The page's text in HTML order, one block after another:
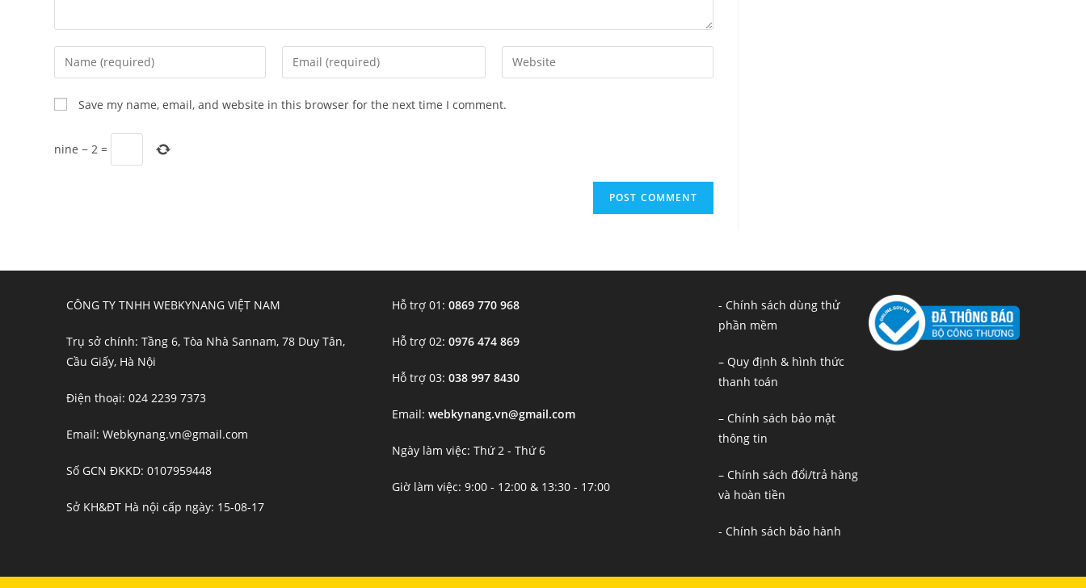
Enter
your
name
or
to
Enter
your
Enter
your
Save my name, email, and website in this browser for the next time I comment.
nine − 2 =
CÔNG TY TNHH WEBKYNANG VIỆT NAM
Trụ sở chính: Tầng 6, Tòa Nhà Sannam, 78 Duy Tân,
Cầu Giấy, Hà Nội
Điện thoại: 024 2239 7373
Email: Webkynang.vn@gmail.com
Số GCN ĐKKD: 0107959448
Sở KH&ĐT Hà nội cấp ngày: 15-08-17
Hỗ trợ 01:0869 770 968
Hỗ trợ 02:0976 474 869
Hỗ trợ 03:038 997 8430
Email:webkynang.vn@gmail.com
Ngày làm việc: Thứ 2 - Thứ 6
Giờ làm việc: 9:00 - 12:00 & 13:30 - 17:00
- Chính sách dùng thử
phần mềm
– Quy định & hình thức
thanh toán
– Chính sách bảo mật
thông tin
– Chính sách đổi/trả hàng
và hoàn tiền
- Chính sách bảo hành